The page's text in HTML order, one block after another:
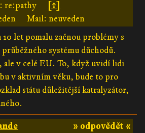
re:pathy
[↑]
Mail: neuveden
10 let pomalu začnou problémy s
systému důchodů.
ale v celé EU. To, když uvidí lidi
v aktivním věku, bude to pro
státu důležitější katralyzátor,
» odpovědět «